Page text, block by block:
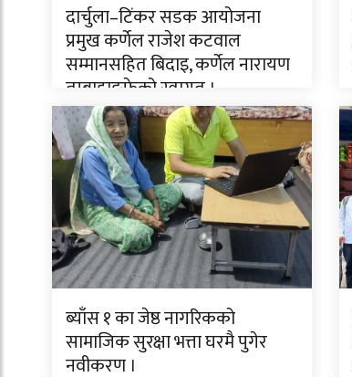
दार्चुला–टिंकर सडक आयोजना
प्रमुख कर्णेल राजेश कटवाल
सम्मानसहित बिदाइ, कर्णेल नारायण
तुम्बाहाङफेको स्वागत ।
ब्याँस १ का जेष्ठ नागरिकको
सामाजिक सुरक्षा भत्ता घरमै पुगेर
नवीकरण ।